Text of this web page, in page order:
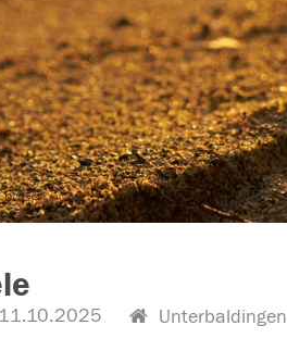
11.10.2025 Unterbaldingen